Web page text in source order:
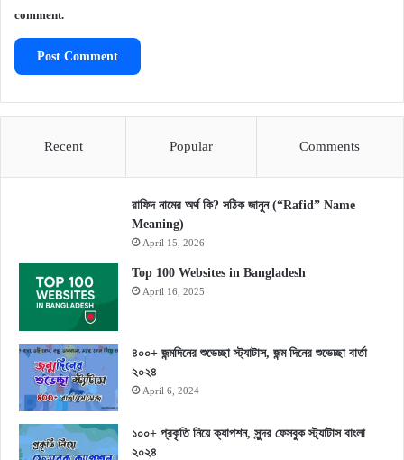
comment.
Recent Popular Comments
রাফিদ নামের অর্থ কি? সঠিক জানুন (“Rafid” Name
Meaning)
April 15, 2026
Top 100 Websites in Bangladesh
April 16, 2025
৪০০+ জন্মদিনের শুভেচ্ছা স্ট্যাটাস, জন্ম দিনের শুভেচ্ছা বার্তা
২০২৪
April 6, 2024
১০০+ প্রকৃতি নিয়ে ক্যাপশন, সুন্দর ফেসবুক স্ট্যাটাস বাংলা
২০২৪